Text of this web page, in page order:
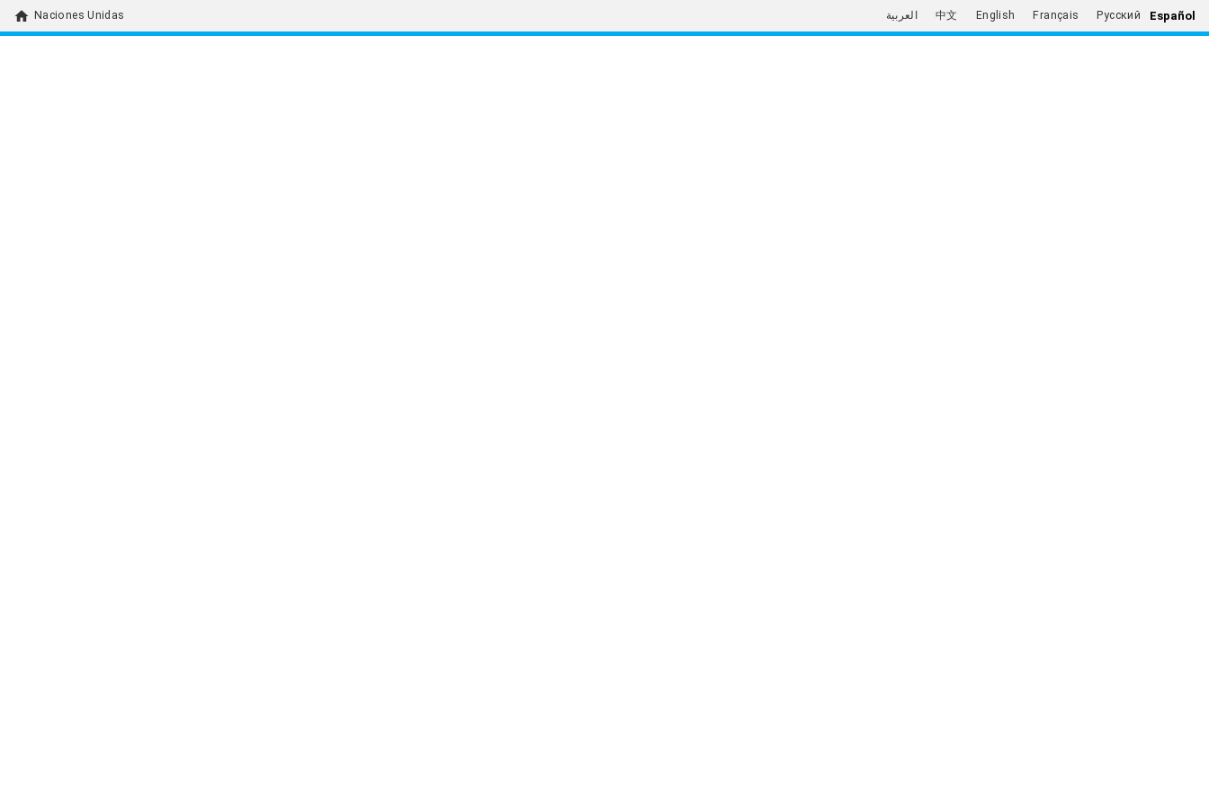
home Naciones Unidas العربية 中文 English Français Русский Español